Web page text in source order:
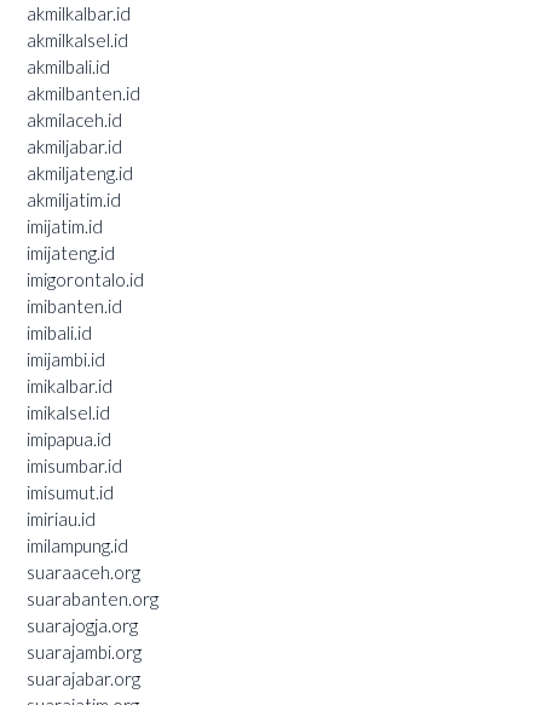
akmilkalbar.id
akmilkalsel.id
akmilbali.id
akmilbanten.id
akmilaceh.id
akmiljabar.id
akmiljateng.id
akmiljatim.id
imijatim.id
imijateng.id
imigorontalo.id
imibanten.id
imibali.id
imijambi.id
imikalbar.id
imikalsel.id
imipapua.id
imisumbar.id
imisumut.id
imiriau.id
imilampung.id
suaraaceh.org
suarabanten.org
suarajogja.org
suarajambi.org
suarajabar.org